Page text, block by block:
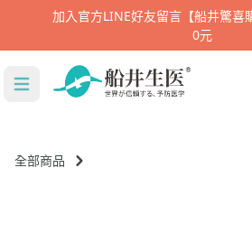
註冊新會員就送